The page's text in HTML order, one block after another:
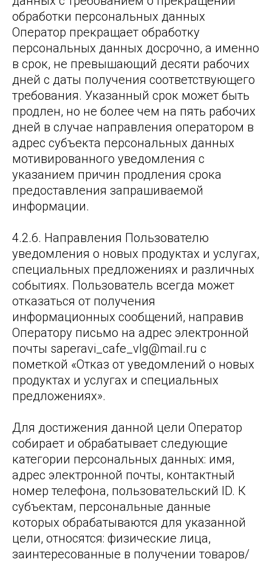
обработки персональных данных
Оператор прекращает обработку
персональных данных досрочно, а именно
в срок, не превышающий десяти рабочих
дней с даты получения соответствующего
требования. Указанный срок может быть
продлен, но не более чем на пять рабочих
дней в случае направления оператором в
адрес субъекта персональных данных
мотивированного уведомления с
указанием причин продления срока
предоставления запрашиваемой
информации.
4.2.6. Направления Пользователю
уведомления о новых продуктах и услугах,
специальных предложениях и различных
событиях. Пользователь всегда может
отказаться от получения
информационных сообщений, направив
Оператору письмо на адрес электронной
почты saperavi_cafe_vlg@mail.ru с
пометкой «Отказ от уведомлений о новых
продуктах и услугах и специальных
предложениях».
Для достижения данной цели Оператор
собирает и обрабатывает следующие
категории персональных данных: имя,
адрес электронной почты, контактный
номер телефона, пользовательский ID. К
субъектам, персональные данные
которых обрабатываются для указанной
цели, относятся: физические лица,
заинтересованные в получении товаров/